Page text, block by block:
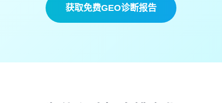
获取免费GEO诊断报告